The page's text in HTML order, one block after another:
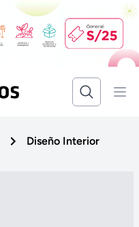
Diseño Interior